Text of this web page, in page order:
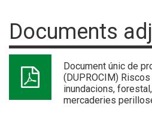
Documents
Document únic de
(DUPROCIM)
inundacions,
mercaderies